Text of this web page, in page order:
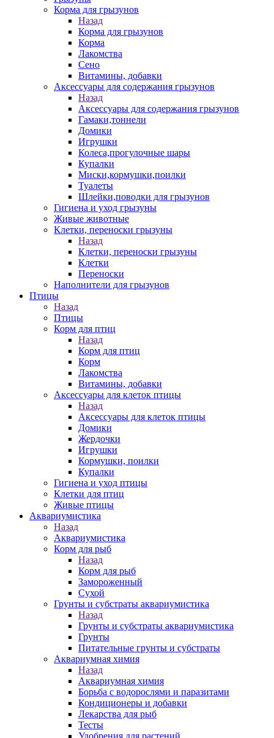
Корма для грызунов
Назад
Корма для грызунов
Корма
Лакомства
Сено
Витамины, добавки
Аксессуары для содержания грызунов
Назад
Аксессуары для содержания грызунов
Гамаки,тоннели
Домики
Игрушки
Колеса,прогулочные шары
Купалки
Миски,кормушки,поилки
Туалеты
Шлейки,поводки для грызунов
Гигиена и уход грызуны
Живые животные
Клетки, переноски грызуны
Назад
Клетки, переноски грызуны
Клетки
Переноски
Наполнители для грызунов
Птицы
Назад
Птицы
Корм для птиц
Назад
Корм для птиц
Корм
Лакомства
Витамины, добавки
Аксессуары для клеток птицы
Назад
Аксессуары для клеток птицы
Домики
Жердочки
Игрушки
Кормушки, поилки
Купалки
Гигиена и уход птицы
Клетки для птиц
Живые птицы
Аквариумистика
Назад
Аквариумистика
Корм для рыб
Назад
Корм для рыб
Замороженный
Сухой
Грунты и субстраты аквариумистика
Назад
Грунты и субстраты аквариумистика
Грунты
Питательные грунты и субстраты
Аквариумная химия
Назад
Аквариумная химия
Борьба с водорослями и паразитами
Кондиционеры и добавки
Лекарства для рыб
Тесты
Удобрения для растений